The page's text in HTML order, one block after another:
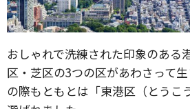
おしゃれで洗練された印象のある
区・芝区の3つの区があわさって
の際もともとは「東港区（とうこ